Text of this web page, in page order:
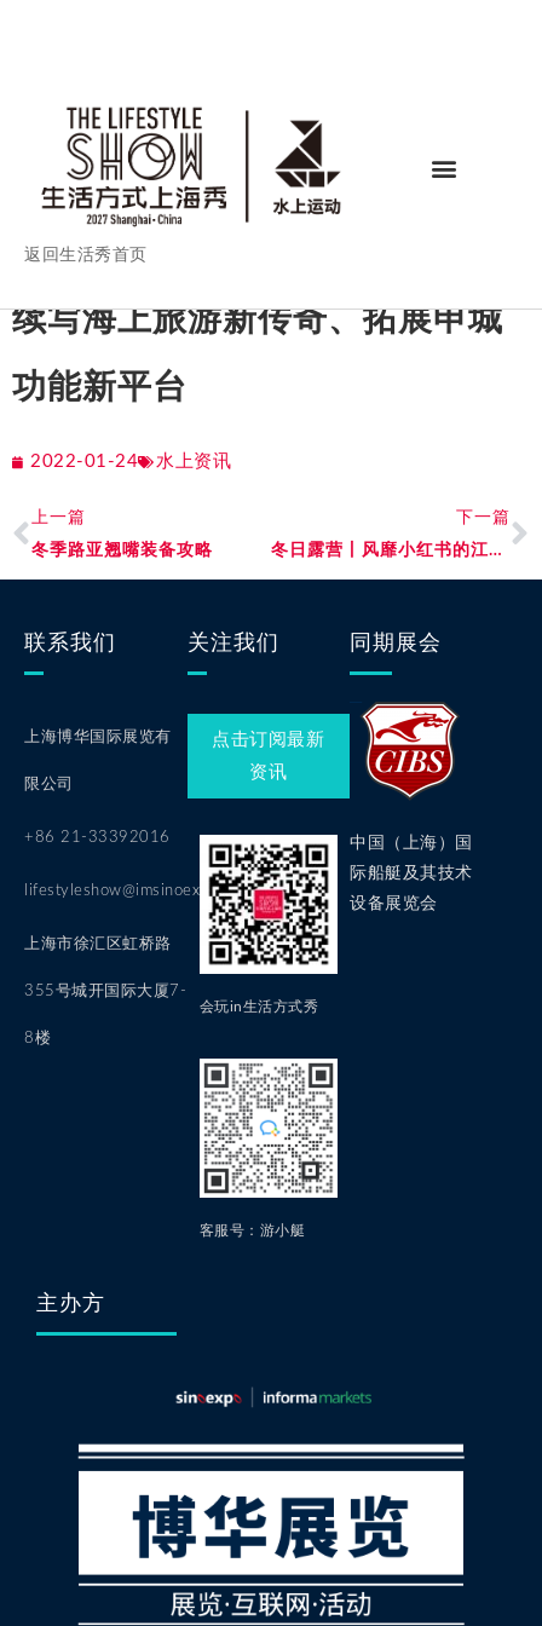
返回生活秀首页
续写海上旅游新传奇、拓展申城
功能新平台
2022-01-24 水上资讯
上一篇
冬季路亚翘嘴装备攻略
下一篇
冬日露营丨风靡小红书的江浙沪宝藏露营地！
联系我们
上海博华国际展览有
限公司
+86 21-33392016
lifestyleshow@imsinoexpo.com
上海市徐汇区虹桥路
355号城开国际大厦7-
8楼
关注我们
点击订阅最新
资讯
会玩in生活方式秀
客服号：游小艇
同期展会
中国（上海）国
际船艇及其技术
设备展览会
主办方